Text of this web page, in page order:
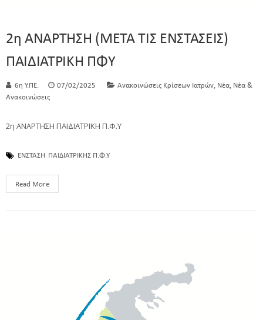
2η ΑΝΑΡΤΗΣΗ (ΜΕΤΑ ΤΙΣ ΕΝΣΤΑΣΕΙΣ)
ΠΑΙΔΙΑΤΡΙΚΗ ΠΦΥ
6η Υ.ΠΕ. 07/02/2025 Ανακοινώσεις Κρίσεων Ιατρών, Νέα, Νέα &
Ανακοινώσεις
2η ΑΝΑΡΤΗΣΗ ΠΑΙΔΙΑΤΡΙΚΗ Π.Φ.Υ
ΕΝΣΤΑΣΗ ΠΑΙΔΙΑΤΡΙΚΗΣ Π.Φ.Υ
Read More